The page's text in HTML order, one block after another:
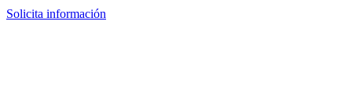
Solicita información